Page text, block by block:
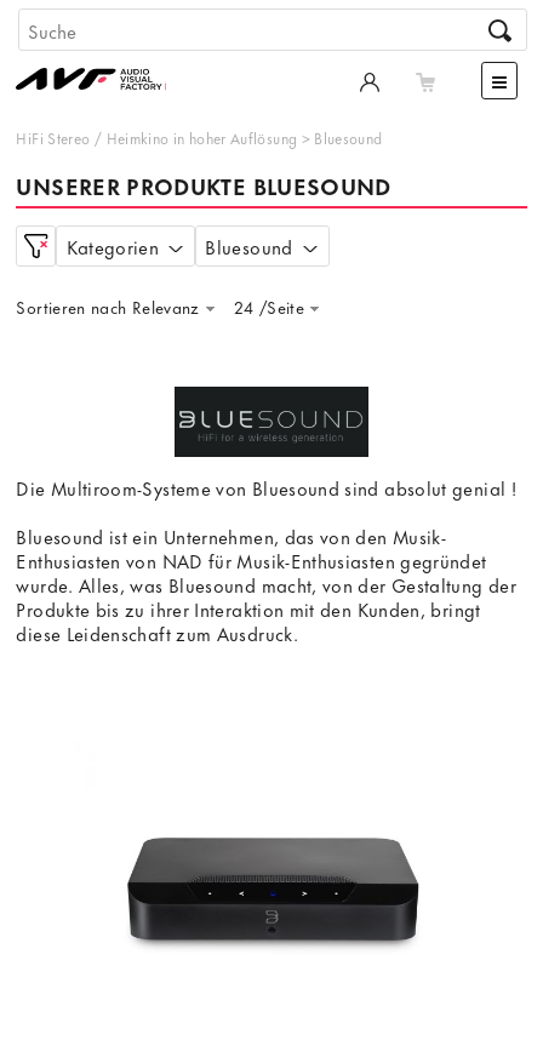
HiFi Stereo / Heimkino in hoher Auflösung > Bluesound
UNSERER PRODUKTE BLUESOUND
Kategorien Bluesound
Sortieren nach Relevanz 24 /Seite
Die Multiroom-Systeme von Bluesound sind absolut genial !
Bluesound ist ein Unternehmen, das von den Musik-
Enthusiasten von NAD für Musik-Enthusiasten gegründet
wurde. Alles, was Bluesound macht, von der Gestaltung der
Produkte bis zu ihrer Interaktion mit den Kunden, bringt
diese Leidenschaft zum Ausdruck.